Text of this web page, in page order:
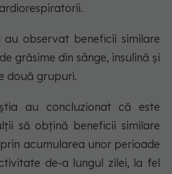
observat beneficii similare
grăsime din sânge, insulină și
două grupuri.
au concluzionat că este
să obțină beneficii similare
acumularea unor perioade
de-a lungul zilei, la fel